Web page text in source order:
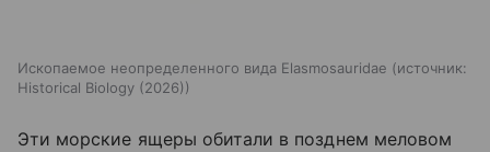
Ископаемое неопределенного вида Elasmosauridae
источник:
Historical Biology (2026)
Эти морские ящеры обитали в позднем меловом